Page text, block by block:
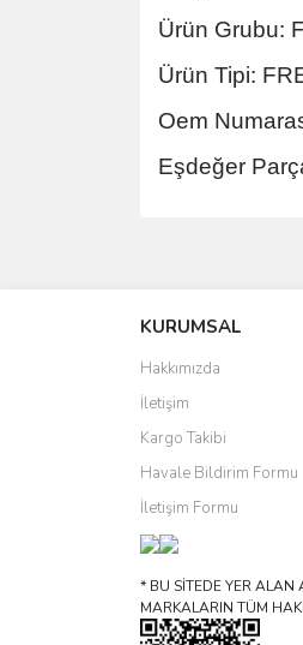
Ürün Grubu:
Ürün Tipi:
Oem
Eşdeğer
Ürün resmi
Ürün
Ürün
Ürün fiyatı
Bu ürüne
KURUMSAL
Hakkımızda
İletişim
Kargo Takibi
Havale Bildirim Formu
İletişim Formu
* BU SİTEDE YER ALAN
MARKALARIN TÜM